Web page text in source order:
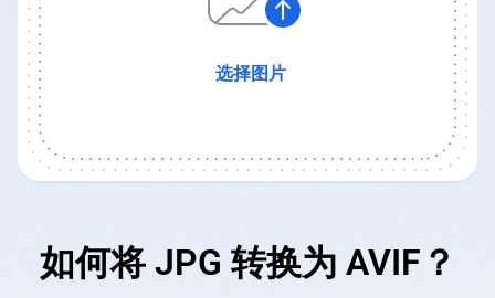
选择图片
如何将 JPG 转换为 AVIF？